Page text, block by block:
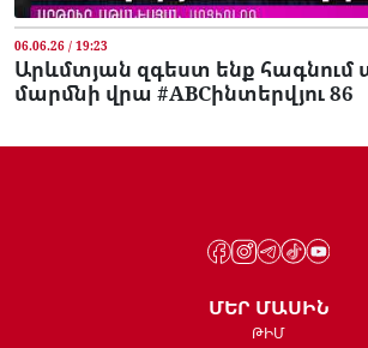
06.06.26 / 19:23
Արևմտյան զգեստ ենք հագնում
մարմնի վրա #ABCինտերվյու 86
ՄԵՐ ՄԱՍԻՆ
ԹԻՄ